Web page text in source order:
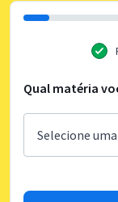
Qual matéria